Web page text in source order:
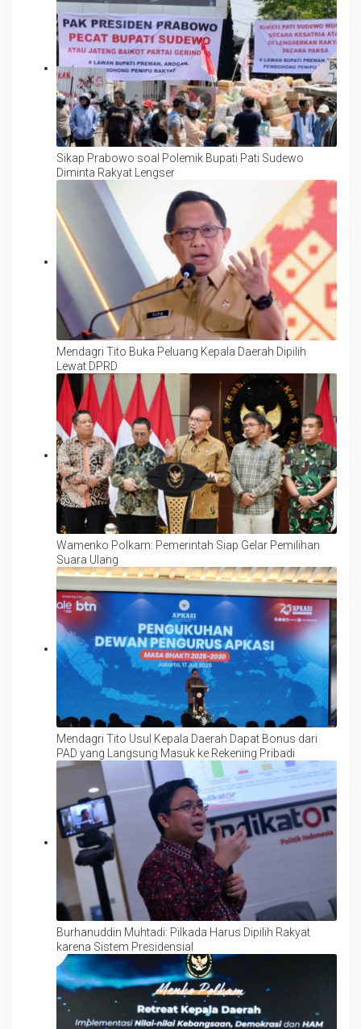
Sikap Prabowo soal Polemik Bupati Pati Sudewo
Diminta Rakyat Lengser
Mendagri Tito Buka Peluang Kepala Daerah Dipilih
Lewat DPRD
Wamenko Polkam: Pemerintah Siap Gelar Pemilihan
Suara Ulang
Mendagri Tito Usul Kepala Daerah Dapat Bonus dari
PAD yang Langsung Masuk ke Rekening Pribadi
Burhanuddin Muhtadi: Pilkada Harus Dipilih Rakyat
karena Sistem Presidensial